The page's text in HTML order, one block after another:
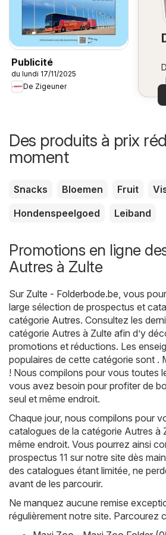
Publicité
du lundi 17/11/2025
De Zigeuner
Des produits à prix
moment
Snacks Bloemen Fruit
Hondenspeelgoed
Leiband
Promotions en ligne
Autres à Zulte
Sur Zulte - Folderbode.be , vous
large sélection de prospectus et
catégorie Autres. Consultez les
catégorie Autres à Zulte afin d’y
promotions et réductions. Les
populaires de cette catégorie sont .
! Nous compilons pour vous toutes
vous avez besoin pour profiter de
seul et même endroit.
Chaque jour, nous compilons pour
catalogues de la catégorie Autres à
même endroit. Vous pourrez ainsi
prospectus 11 sur notre site dès
des catalogues étant limitée, ne
avant de les parcourir.
Ne manquez aucune remise
régulièrement notre site. Parcourez